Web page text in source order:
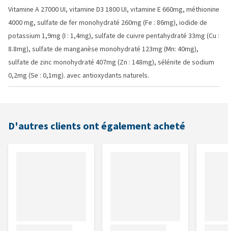
Vitamine A 27000 UI, vitamine D3 1800 UI, vitamine E 660mg, méthionine
4000 mg, sulfate de fer monohydraté 260mg (Fe : 86mg), iodide de
potassium 1,9mg (I : 1,4mg), sulfate de cuivre pentahydraté 33mg (Cu :
8.8mg), sulfate de manganèse monohydraté 123mg (Mn: 40mg),
sulfate de zinc monohydraté 407mg (Zn : 148mg), sélénite de sodium
0,2mg (Se : 0,1mg). avec antioxydants naturels.
D'autres clients ont également acheté